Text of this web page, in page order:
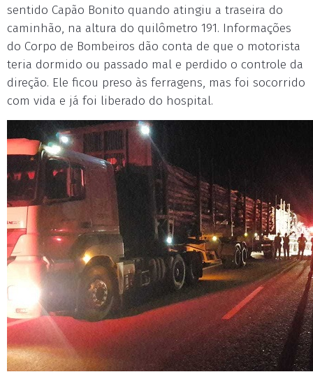
sentido Capão Bonito quando atingiu a traseira do
caminhão, na altura do quilômetro 191. Informações
do Corpo de Bombeiros dão conta de que o motorista
teria dormido ou passado mal e perdido o controle da
direção. Ele ficou preso às ferragens, mas foi socorrido
com vida e já foi liberado do hospital.